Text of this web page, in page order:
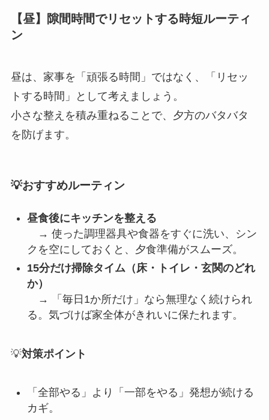
【昼】隙間時間でリセットする時短ルーティ
ン
昼は、家事を「頑張る時間」ではなく、「リセッ
トする時間」として考えましょう。
小さな整えを積み重ねることで、夕方のバタバタ
を防げます。
💡おすすめルーティン
昼食後にキッチンを整える
→ 使った調理器具や食器をすぐに洗い、シン
クを空にしておくと、夕食準備がスムーズ。
15分だけ掃除タイム（床・トイレ・玄関のどれ
か）
→ 「毎日1か所だけ」なら無理なく続けられ
る。気づけば家全体がきれいに保たれます。
💡対策ポイント
「全部やる」より「一部をやる」発想が続ける
カギ。